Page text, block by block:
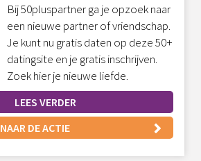
Bij 50pluspartner ga je opzoek naar
een nieuwe partner of vriendschap.
Je kunt nu gratis daten op deze 50+
datingsite en je gratis inschrijven.
Zoek hier je nieuwe liefde.
LEES VERDER
NAAR DE ACTIE